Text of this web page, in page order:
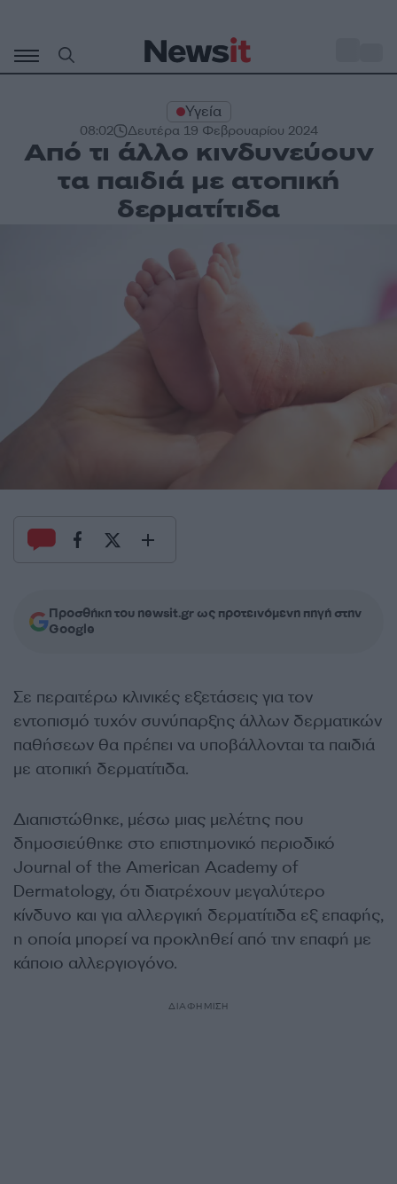
περιεχόμενο
Υγεία
08:02 Δευτέρα 19 Φεβρουαρίου 2024
Από τι άλλο κινδυνεύουν
τα παιδιά με ατοπική
δερματίτιδα
Προσθήκη του newsit.gr ως προτεινόμενη πηγή στην
Google
Σε περαιτέρω κλινικές εξετάσεις για τον
εντοπισμό τυχόν συνύπαρξης άλλων δερματικών
παθήσεων θα πρέπει να υποβάλλονται τα παιδιά
με ατοπική δερματίτιδα.
Διαπιστώθηκε, μέσω μιας μελέτης που
δημοσιεύθηκε στο επιστημονικό περιοδικό
Journal of the American Academy of
Dermatology, ότι διατρέχουν μεγαλύτερο
κίνδυνο και για αλλεργική δερματίτιδα εξ επαφής,
η οποία μπορεί να προκληθεί από την επαφή με
κάποιο αλλεργιογόνο.
ΔΙΑΦΗΜΙΣΗ